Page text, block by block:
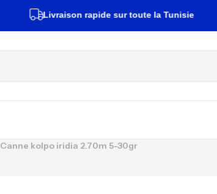
Livraison rapide sur toute la Tunisie
Canne kolpo iridia 2.70m 5-30gr